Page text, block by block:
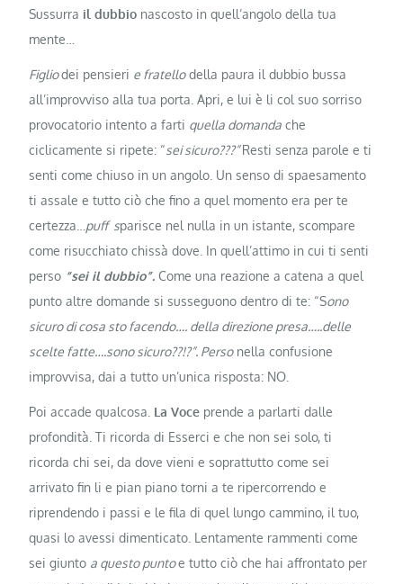
Sussurra il dubbio nascosto in quell’angolo della tua
mente…
Figliodei pensieri e fratellodella paura il dubbio bussa
all’improvviso alla tua porta. Apri, e lui è li col suo sorriso
provocatorio intento a farti quella domanda che
ciclicamente si ripete: “sei sicuro???”Resti senza parole e ti
senti come chiuso in un angolo. Un senso di spaesamento
ti assale e tutto ciò che fino a quel momento era per te
certezza… puff sparisce nel nulla in un istante, scompare
come risucchiato chissà dove. In quell’attimo in cui ti senti
perso “sei il dubbio”.Come una reazione a catena a quel
punto altre domande si susseguono dentro di te: “Sono
sicuro di cosa sto facendo…. della direzione presa…..delle
scelte fatte….sono sicuro??!?”. Personella confusione
improvvisa, dai a tutto un’unica risposta: NO.
Poi accade qualcosa. La Voce prende a parlarti dalle
profondità. Ti ricorda di Esserci e che non sei solo, ti
ricorda chi sei, da dove vieni e soprattutto come sei
arrivato fin li e pian piano torni a te ripercorrendo e
riprendendo i passi e le fila di quel lungo cammino, il tuo,
quasi lo avessi dimenticato. Lentamente rammenti come
sei giunto a questo puntoe tutto ciò che hai affrontato per